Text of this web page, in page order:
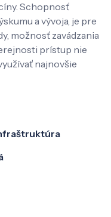
Schopnosť
a vývoja, je pre
možnosť zavádzania
prístup nie
najnovšie